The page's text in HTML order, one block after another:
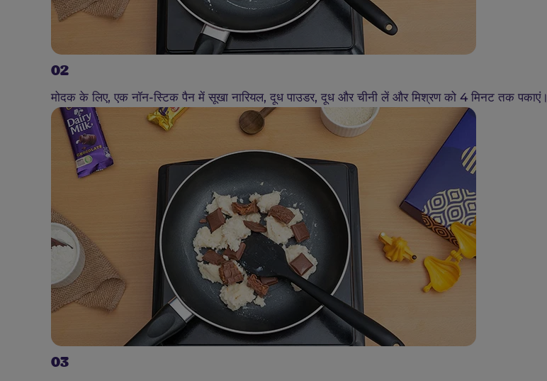
02
मोदक के लिए, एक नॉन-स्टिक पैन में सूखा नारियल, दूध पाउडर, दूध और चीनी लें और मिश्रण को 4 मिनट तक पकाएं।
03